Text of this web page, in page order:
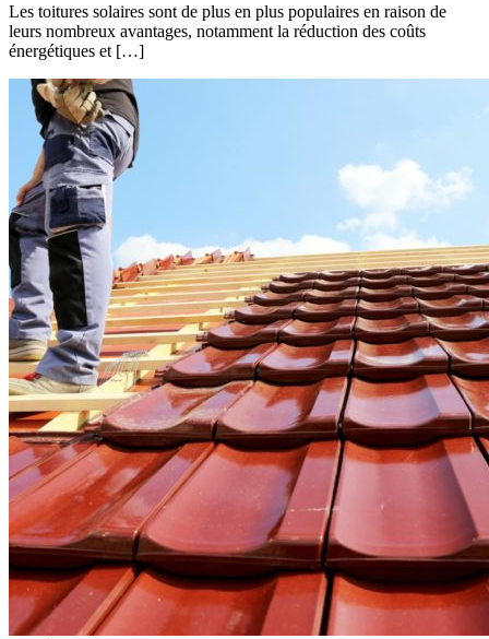
Les toitures solaires sont de plus en plus populaires en raison de
leurs nombreux avantages, notamment la réduction des coûts
énergétiques et […]